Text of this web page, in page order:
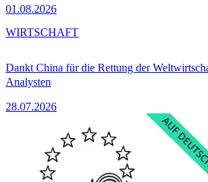
01.08.2026
Dankt China für die Rettung der
Analysten
28.07.2026
WIRTSCHAFT